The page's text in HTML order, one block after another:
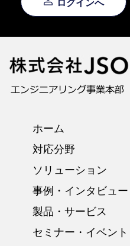
ログインへ
ホーム
対応分野
ソリューション
事例・インタビュー
製品・サービス
セミナー・イベント